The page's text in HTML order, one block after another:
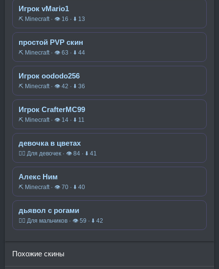
Игрок vMario1
⛏️ Minecraft · 👁 16 · ⬇ 13
простой PVP скин
⛏️ Minecraft · 👁 63 · ⬇ 44
Игрок oododo256
⛏️ Minecraft · 👁 42 · ⬇ 36
Игрок CrafterMC99
⛏️ Minecraft · 👁 14 · ⬇ 11
девочка в цветах
🧍‍♀️ Для девочек · 👁 84 · ⬇ 41
Алекс Ним
⛏️ Minecraft · 👁 70 · ⬇ 40
дьявол с рогами
🧍‍♂️ Для мальчиков · 👁 59 · ⬇ 42
Похожие скины